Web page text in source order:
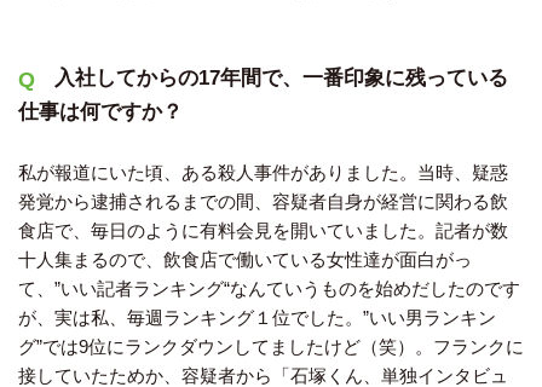
入社してからの17年間で、一番印象に残っている
仕事は何ですか？
私が報道にいた頃、ある殺人事件がありました。当時、疑惑
発覚から逮捕されるまでの間、容疑者自身が経営に関わる飲
食店で、毎日のように有料会見を開いていました。記者が数
十人集まるので、飲食店で働いている女性達が面白がっ
て、”いい記者ランキング“なんていうものを始めだしたのです
が、実は私、毎週ランキング１位でした。”いい男ランキン
グ”では9位にランクダウンしてましたけど（笑）。フランクに
接していたためか、容疑者から「石塚くん、単独インタビュ